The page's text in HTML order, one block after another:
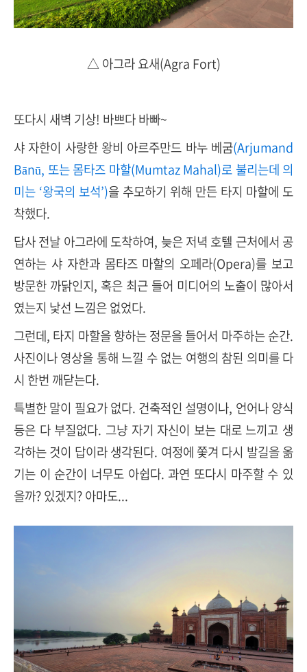
△ 아그라 요새(Agra Fort)
또다시 새벽 기상! 바쁘다 바빠~
샤 자한이 사랑한 왕비 아르주만드 바누 베굼(Arjumand
Bānū, 또는 몸타즈 마할(Mumtaz Mahal)로 불리는데 의
미는 ‘왕국의 보석’)을 추모하기 위해 만든 타지 마할에 도
착했다.
답사 전날 아그라에 도착하여, 늦은 저녁 호텔 근처에서 공
연하는 샤 자한과 몸타즈 마할의 오페라(Opera)를 보고
방문한 까닭인지, 혹은 최근 들어 미디어의 노출이 많아서
였는지 낯선 느낌은 없었다.
그런데, 타지 마할을 향하는 정문을 들어서 마주하는 순간.
사진이나 영상을 통해 느낄 수 없는 여행의 참된 의미를 다
시 한번 깨닫는다.
특별한 말이 필요가 없다. 건축적인 설명이나, 언어나 양식
등은 다 부질없다. 그냥 자기 자신이 보는 대로 느끼고 생
각하는 것이 답이라 생각된다. 여정에 쫓겨 다시 발길을 옮
기는 이 순간이 너무도 아쉽다. 과연 또다시 마주할 수 있
을까? 있겠지? 아마도...